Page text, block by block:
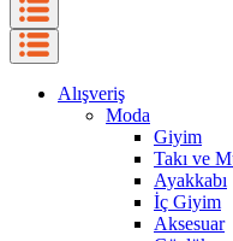
Alışveriş
Moda
Giyim
Takı ve
Ayakkabı
İç Giyim
Aksesuar